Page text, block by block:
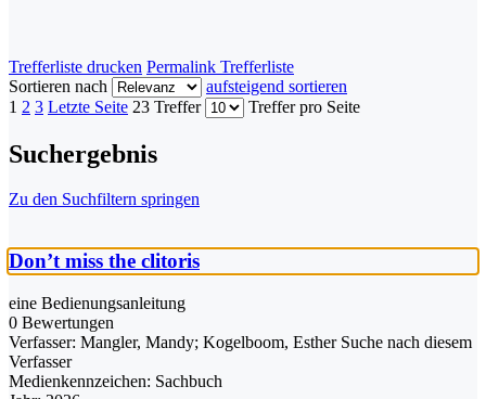
Trefferliste drucken Permalink Trefferliste
Sortieren nach
aufsteigend sortieren
1 2 3 Letzte Seite 23 Treffer Treffer pro Seite
Suchergebnis
Zu den Suchfiltern springen
Don’t miss the clitoris
eine Bedienungsanleitung
0 Bewertungen
Verfasser: Mangler, Mandy; Kogelboom, Esther Suche nach diesem
Verfasser
Medienkennzeichen: Sachbuch